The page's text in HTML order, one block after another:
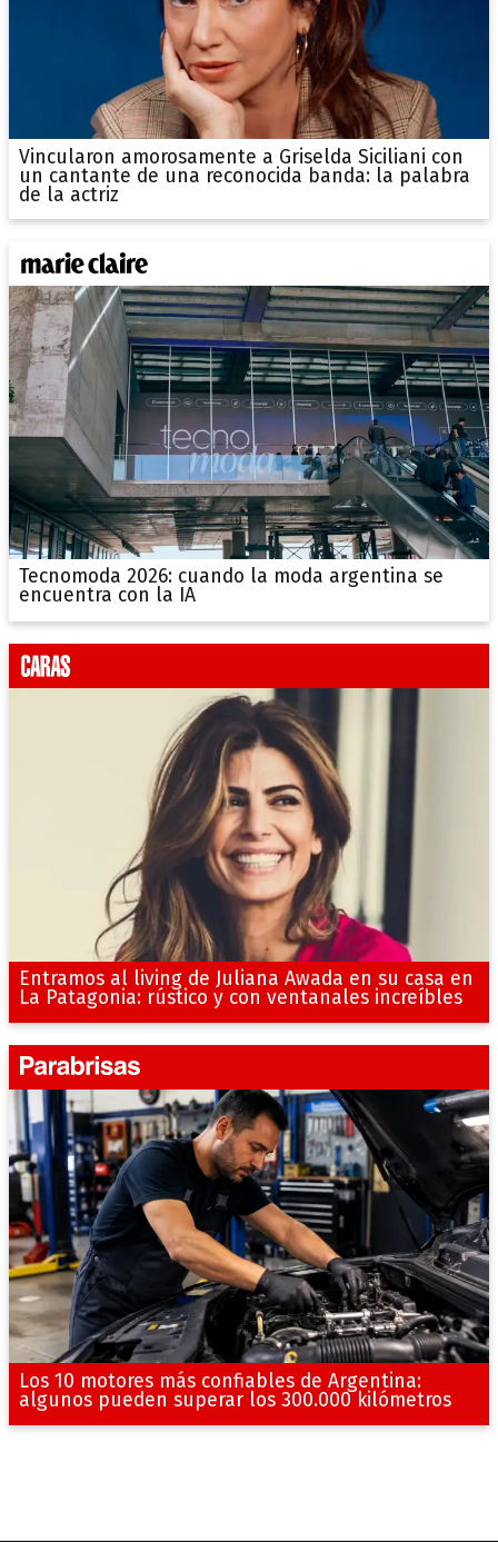
Vincularon amorosamente a Griselda Siciliani con
un cantante de una reconocida banda: la palabra
de la actriz
Tecnomoda 2026: cuando la moda argentina se
encuentra con la IA
Entramos al living de Juliana Awada en su casa en
La Patagonia: rústico y con ventanales increíbles
Los 10 motores más confiables de Argentina:
algunos pueden superar los 300.000 kilómetros